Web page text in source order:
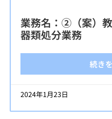
業務名：②（案）
器類処分業務
続き
2024年1月23日